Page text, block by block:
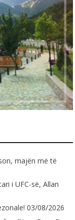
majën më të
i UFC-së, Allan
03/08/2026